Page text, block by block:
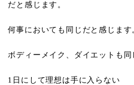
だと感じます。
何事においても同じだと感じます
ボディーメイク、ダイエットも同
1 日にして理想は手に入らない